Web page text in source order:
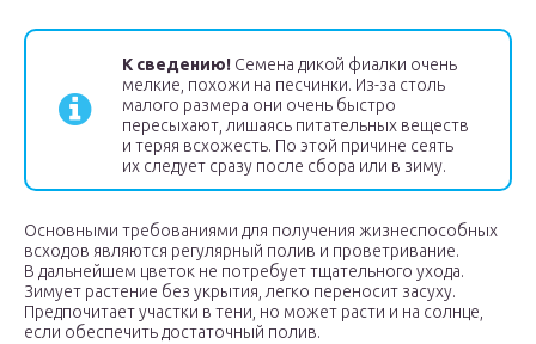
К сведению! Семена дикой фиалки очень
мелкие, похожи на песчинки. Из-за столь
малого размера они очень быстро
пересыхают, лишаясь питательных веществ
и теряя всхожесть. По этой причине сеять
их следует сразу после сбора или в зиму.
Основными требованиями для получения жизнеспособных
всходов являются регулярный полив и проветривание.
В дальнейшем цветок не потребует тщательного ухода.
Зимует растение без укрытия, легко переносит засуху.
Предпочитает участки в тени, но может расти и на солнце,
если обеспечить достаточный полив.